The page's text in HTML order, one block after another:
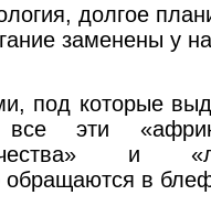
долгое
заменены у
под которые
эти
и
обращаются в